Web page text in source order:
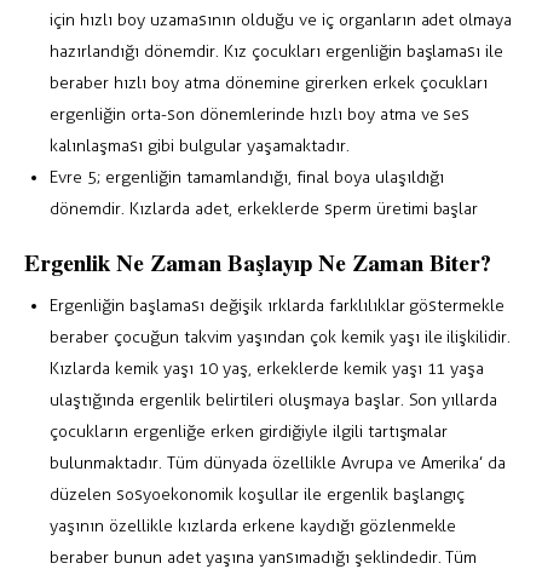
için hızlı boy uzamasının olduğu ve iç organların adet olmaya
hazırlandığı dönemdir. Kız çocukları ergenliğin başlaması ile
beraber hızlı boy atma dönemine girerken erkek çocukları
ergenliğin orta-son dönemlerinde hızlı boy atma ve ses
kalınlaşması gibi bulgular yaşamaktadır.
Evre 5; ergenliğin tamamlandığı, final boya ulaşıldığı
dönemdir. Kızlarda adet, erkeklerde sperm üretimi başlar
Ergenlik Ne Zaman Başlayıp Ne Zaman Biter?
Ergenliğin başlaması değişik ırklarda farklılıklar göstermekle
beraber çocuğun takvim yaşından çok kemik yaşı ile ilişkilidir.
Kızlarda kemik yaşı 10 yaş, erkeklerde kemik yaşı 11 yaşa
ulaştığında ergenlik belirtileri oluşmaya başlar. Son yıllarda
çocukların ergenliğe erken girdiğiyle ilgili tartışmalar
bulunmaktadır. Tüm dünyada özellikle Avrupa ve Amerika’ da
düzelen sosyoekonomik koşullar ile ergenlik başlangıç
yaşının özellikle kızlarda erkene kaydığı gözlenmekle
beraber bunun adet yaşına yansımadığı şeklindedir. Tüm